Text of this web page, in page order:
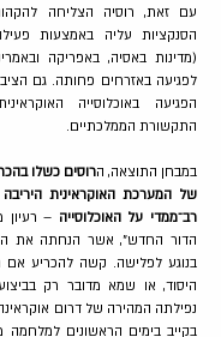
עם זאת, רוסיה הצליחה
הסנקציות עליה באמצעות
(מדינות באסיה, באפריקה
לפגיעה באזרחים פחותה. גם
הפגיעה באוכלוסייה
התקשורת הממלכתיים.
במבחן התוצאה, הרוסים כשלו
של המערכת האוקראינית
רב־ממדי על האוכלוסייה –
הדור החדש", אשר הנחתה את
בנוגע לפלישה. קשה להכריע אם
היסוד, או שמא מדובר רק
נפילתה המהירה של דרום
בקייב בימים הראשונים למלחמה